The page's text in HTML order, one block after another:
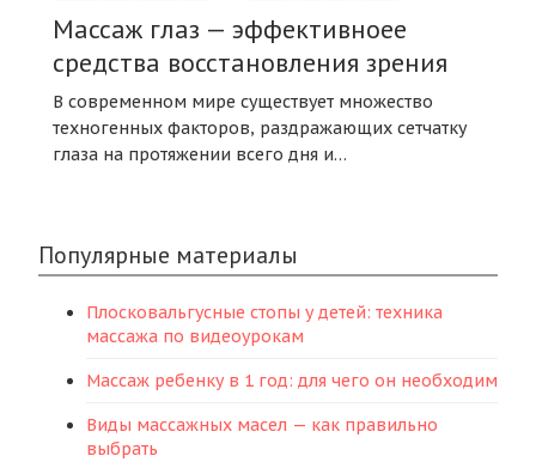
Массаж глаз — эффективноее
средства восстановления зрения
В современном мире существует множество
техногенных факторов, раздражающих сетчатку
глаза на протяжении всего дня и…
Популярные материалы
Плосковальгусные стопы у детей: техника
массажа по видеоурокам
Массаж ребенку в 1 год: для чего он необходим
Виды массажных масел — как правильно
выбрать